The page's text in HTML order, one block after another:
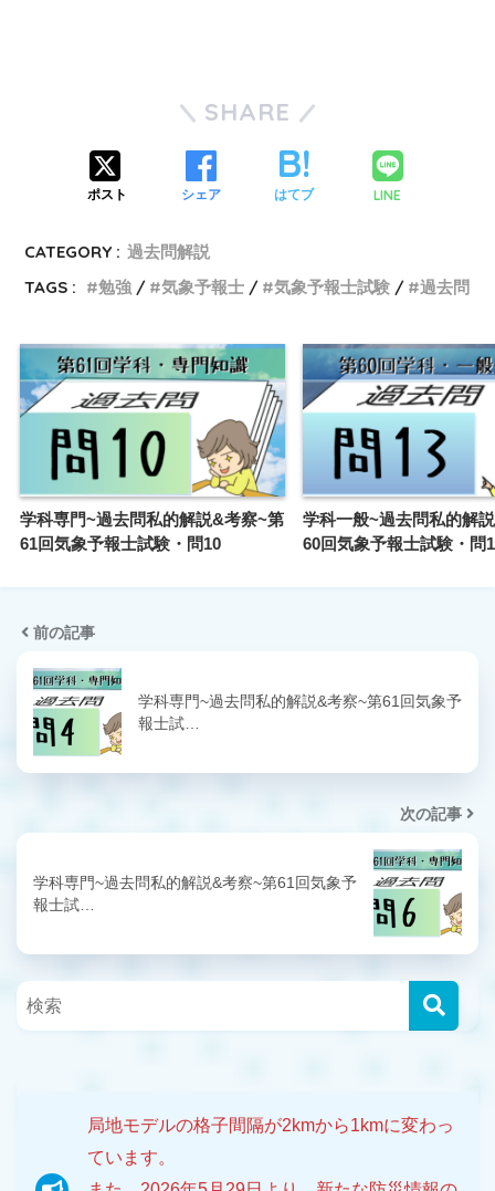
SHARE
ポスト シェア はてブ LINE
CATEGORY : 過去問解説
TAGS :
勉強 気象予報士 気象予報士試験 過去問
学科専門~過去問私的解説&考察~第
61回気象予報士試験・問10
学科一般~過去問私的解
60回気象予報士試験・問
前の記事
学科専門~過去問私的解説&考察~第61回気象予
報士試…
次の記事
学科専門~過去問私的解説&考察~第61回気象予
報士試…
局地モデルの格子間隔が2kmから1kmに変わっ
ています。